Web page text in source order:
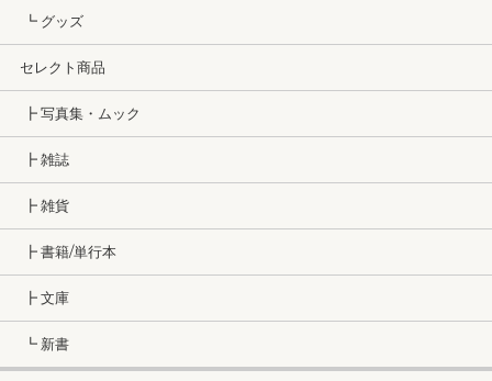
┗ グッズ
セレクト商品
┣ 写真集・ムック
┣ 雑誌
┣ 雑貨
┣ 書籍/単行本
┣ 文庫
┗ 新書